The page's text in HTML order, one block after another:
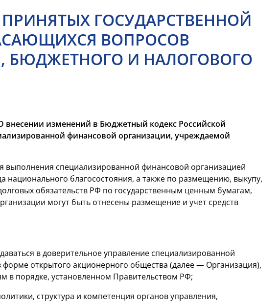
ГОСУДАРСТВЕННОЙ
ВОПРОСОВ
И НАЛОГОВОГО
внесении изменений в Бюджетный кодекс Российской
финансовой организации, учреждаемой
выполнения специализированной финансовой организацией
благосостояния, а также по размещению, выкупу,
обязательств РФ по государственным ценным бумагам,
могут быть отнесены размещение и учет средств
в доверительное управление специализированной
открытого акционерного общества (далее — Организация),
порядке, установленном Правительством РФ;
структура и компетенция органов управления,